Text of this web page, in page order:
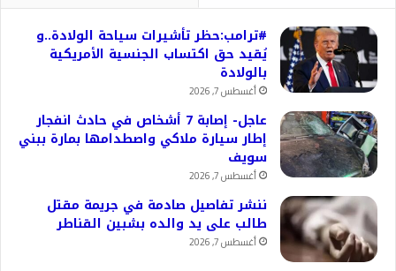
#ترامب:حظر تأشيرات سياحة الولادة..و
يُقيد حق اكتساب الجنسية الأمريكية
بالولادة
أغسطس 7, 2026
عاجل- إصابة 7 أشخاص في حادث انفجار
إطار سيارة ملاكي واصطدامها بمارة ببني
سويف
أغسطس 7, 2026
ننشر تفاصيل صادمة في جريمة مقتل
طالب على يد والده بشبين القناطر
أغسطس 7, 2026